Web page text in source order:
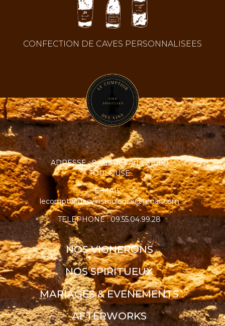
CONFECTION DE CAVES PERSONNALISEES
ADRESSE : 8, rue des Arts, 31000
TOULOUSE
E-MAIL :
lecomptoirdesvinstoulouse@gmail.com
TELEPHONE : 09.55.04.99.28
NOS VIGNERONS
NOS SPIRITUEUX
MARIAGES & EVENEMENTS
AFTERWORKS